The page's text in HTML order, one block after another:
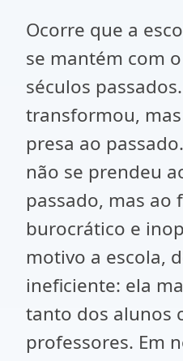
Ocorre que a
se mantém com
séculos
transformou,
presa ao
não se prendeu
passado, mas ao
burocrático e
motivo a escola,
ineficiente: ela
tanto dos alunos
professores. Em